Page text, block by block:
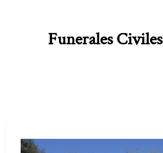
Funerales Civiles